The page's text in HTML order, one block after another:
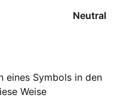
Neutral
eines Symbols in den
Weise